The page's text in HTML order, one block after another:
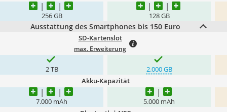
256 GB 128 GB
Ausstattung des Smartphones bis 150 Euro
SD-Kartenslot
max. Erweiterung
2 TB 2.000 GB
Akku-Kapazität
7.000 mAh 5.000 mAh